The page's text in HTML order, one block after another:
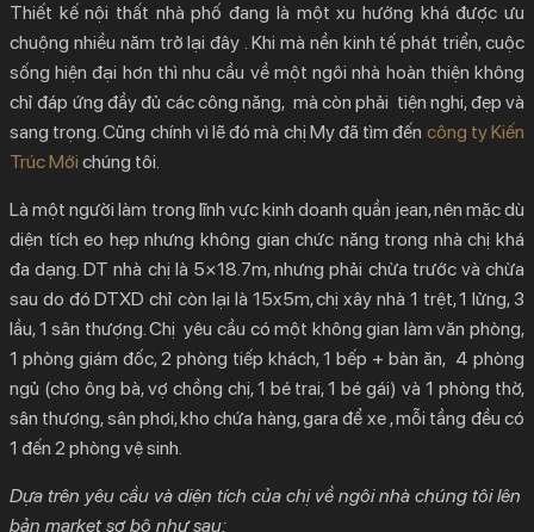
đẹp.
2.
Hình ảnh thiết kế nội thất nhà phố 75m2
2.1. Thiết kế nội thất nhà phố tầng lửng
2.2. Thiết kế nội thất lầu 1 nhà phố 75m2
2.3. Thiết kế nội thất lầu 2 mẫu nhà phố 75m2
2.4. Thiết kế nội thất lầu 3 mẫu nhà phố nhỏ đẹp
2.5. Thiết kế nội thất sân thượng mẫu nhà phố 75m2
Thiết kế nội thất nhà phố đang là một xu hướng khá được ưu
chuộng nhiều năm trở lại đây . Khi mà nền kinh tế phát triển, cuộc
sống hiện đại hơn thì nhu cầu về một ngôi nhà hoàn thiện không
chỉ đáp ứng đầy đủ các công năng, mà còn phải tiện nghi, đẹp và
sang trọng. Cũng chính vì lẽ đó mà chị My đã tìm đến công ty Kiến
Trúc Mới chúng tôi.
Là một người làm trong lĩnh vực kinh doanh quần jean, nên mặc dù
diện tích eo hẹp nhưng không gian chức năng trong nhà chị khá
đa dạng. DT nhà chị là 5×18.7m, nhưng phải chừa trước và chừa
sau do đó DTXD chỉ còn lại là 15x5m, chị xây nhà 1 trệt, 1 lửng, 3
lầu, 1 sân thượng. Chị yêu cầu có một không gian làm văn phòng,
1 phòng giám đốc, 2 phòng tiếp khách, 1 bếp + bàn ăn, 4 phòng
ngủ (cho ông bà, vợ chồng chị, 1 bé trai, 1 bé gái) và 1 phòng thờ,
sân thượng, sân phơi, kho chứa hàng, gara để xe , mỗi tầng đều có
1 đến 2 phòng vệ sinh.
Dựa trên yêu cầu và diện tích của chị về ngôi nhà chúng tôi lên
bản market sơ bộ như sau: